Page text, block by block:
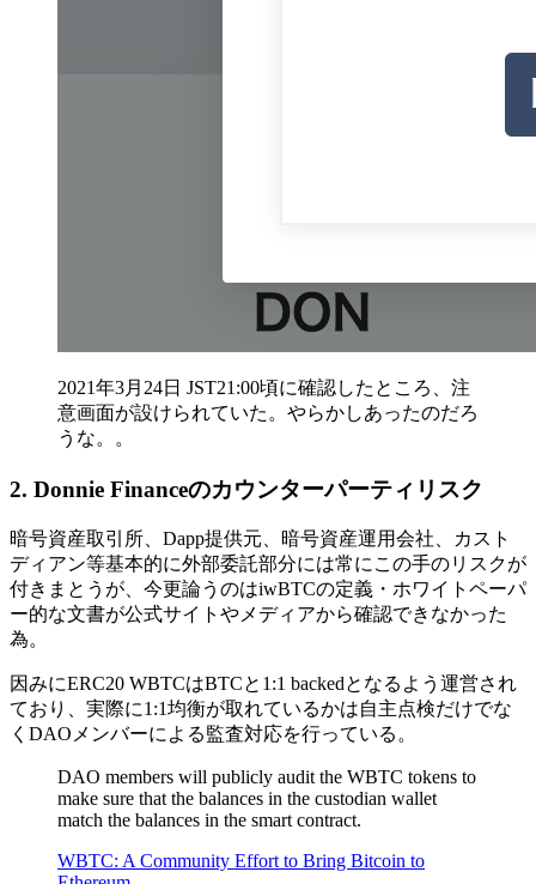
2021年3月24日 JST21:00頃に確認したところ、注
意画面が設けられていた。やらかしあったのだろ
うな。。
2. Donnie Financeのカウンターパーティリスク
暗号資産取引所、Dapp提供元、暗号資産運用会社、カスト
ディアン等基本的に外部委託部分には常にこの手のリスクが
付きまとうが、今更論うのはiwBTCの定義・ホワイトペーパ
ー的な文書が公式サイトやメディアから確認できなかった
為。
因みにERC20 WBTCはBTCと1:1 backedとなるよう運営され
ており、実際に1:1均衡が取れているかは自主点検だけでな
くDAOメンバーによる監査対応を行っている。
DAO members will publicly audit the WBTC tokens to
make sure that the balances in the custodian wallet
match the balances in the smart contract.
WBTC: A Community Effort to Bring Bitcoin to